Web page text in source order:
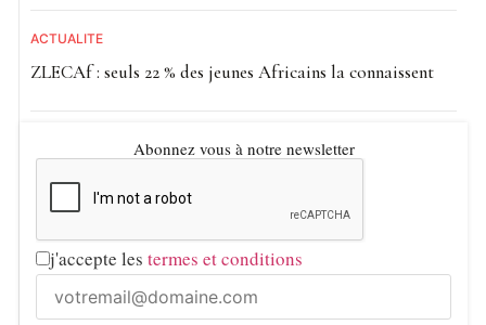
ACTUALITE
ZLECAf : seuls 22 % des jeunes Africains la connaissent
Abonnez vous à notre newsletter
j'accepte les termes et conditions